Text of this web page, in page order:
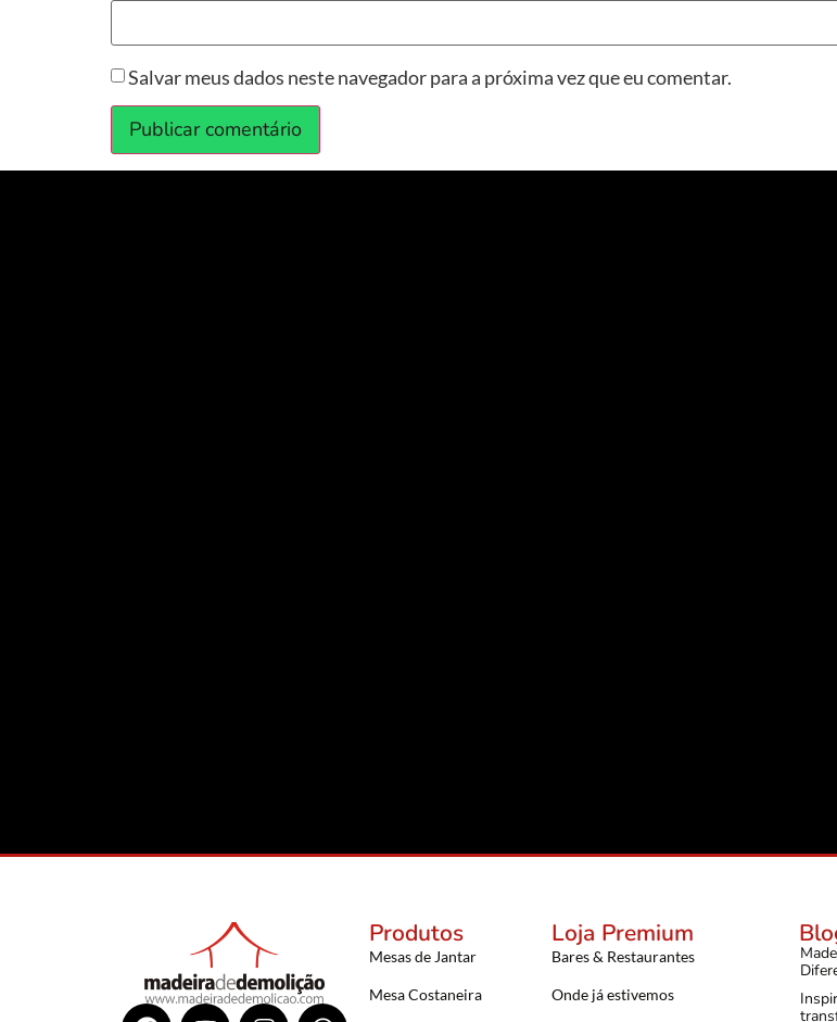
Salvar meus dados neste navegador para a próxima vez que eu comentar.
Produtos
Mesas de Jantar
Mesa Costaneira
Loja Premium
Bares & Restaurantes
Onde já estivemos